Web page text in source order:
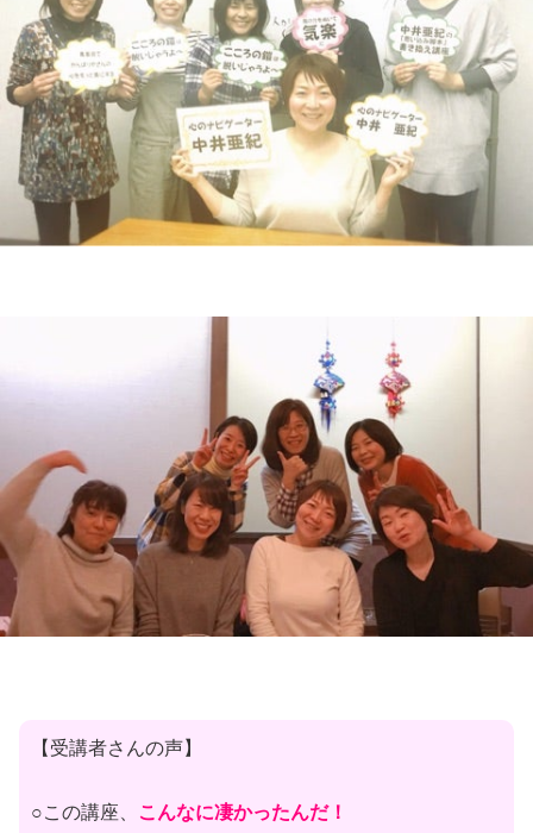
【受講者さんの声】
○この講座、
こんなに凄かったんだ！